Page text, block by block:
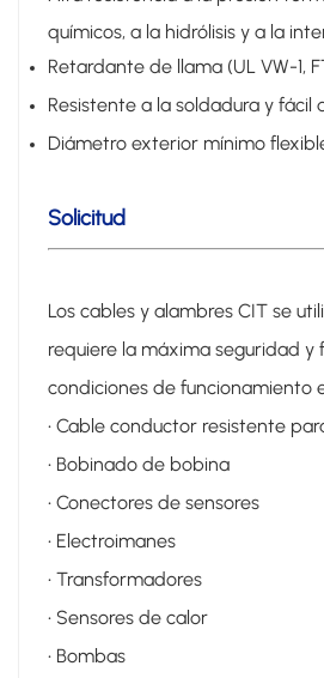
químicos, a la hidrólisis y a la
Retardante de llama (UL VW-1,
Resistente a la soldadura y fácil
Diámetro exterior mínimo
Solicitud
Los cables y alambres CIT se
requiere la máxima seguridad y
condiciones de funcionamiento
• Cable conductor resistente
• Bobinado de bobina
• Conectores de sensores
• Electroimanes
• Transformadores
• Sensores de calor
• Bombas